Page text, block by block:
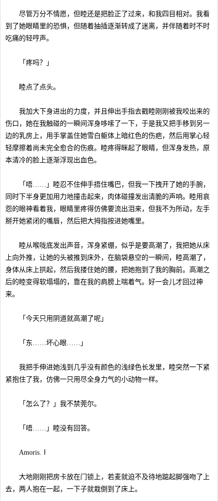
尽管万分不情愿，但睦还是把脸正了过来，和我四目相对。我看
到了她眼睛里的恐惧，但随着抽插逐渐转成了迷离，并伴随着时不时
吃痛的轻哼声。
「疼吗？」
睦点了点头。
我加大下身进出的力度，并且伸出手指去戳睦刚刚被我咬出来的
伤口，她在我触碰的一瞬间浑身哆嗦了一下，于是我又把手移到另一
边的乳房上，用手掌盖住她雪白躯体上暗红色的伤疤，然后用掌心轻
轻摩擦着尚未完全愈合的伤痕。睦疼得眯起了眼睛，但浑身发热，原
本清冷的脸上逐渐浮现出血色。
「唔……」睦忍不住伸手捂住嘴巴，但我一下拽开了她的手腕，
同时下半身更加用力地撞击起来，肉体碰撞发出清脆的声响。睦用哀
怨的眼神看着我，眼睛里疼得仿佛要流出泪来，但我不为所动，左手
掰开她紧闭的嘴唇，然后把大拇指按进她嘴里。
睦从喉咙底发出声音，浑身紧绷，似乎是要高潮了，我把她从床
上向外推，让她的头被推到床外，在脑袋悬空的一瞬间，睦高潮了，
身体从床上拱起，然后我搂住她的腰，把她抱到了我的胸前。高潮之
后的睦变得软塌塌的，靠在我的肩膀上喘着气。好一会儿才回过神
来。
「今天只用阴道就高潮了呢」
「东……坏心眼……」
我把手伸进她浅到几乎没有颜色的浅绿色长发里，睦突然一下紧
紧抱住了我，仿佛一只用尽全身力气的小动物一样。
「怎么了？」我不禁莞尔。
「唔……」睦没有回答。
Amoris.Ⅰ
大地刚刚把房卡放在门锁上，若麦就迫不及待地踮起脚强吻了上
去，两人抱在一起，一下子就栽倒到了床上。